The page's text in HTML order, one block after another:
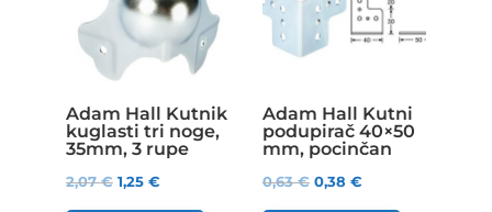
Adam Hall Kutnik
kuglasti tri noge,
35mm, 3 rupe
2,07€ 1,25 €
Adam Hall Kutni
podupirač 40×50
mm, pocinčan
0,63€ 0,38 €